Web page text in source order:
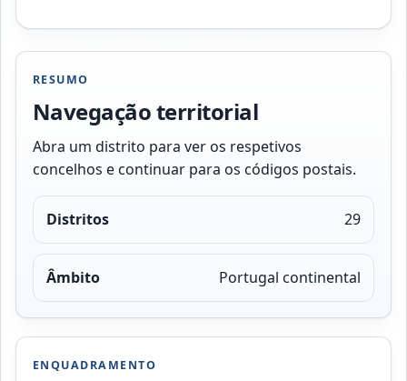
RESUMO
Navegação territorial
Abra um distrito para ver os respetivos
concelhos e continuar para os códigos postais.
Distritos 29
Âmbito Portugal continental
ENQUADRAMENTO